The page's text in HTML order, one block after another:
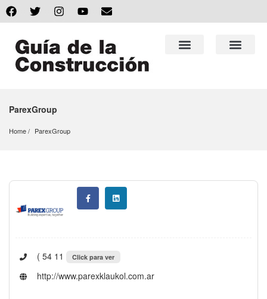
ParexGroup
Home ParexGroup
( 54 11 Click para ver
http://www.parexklaukol.com.ar